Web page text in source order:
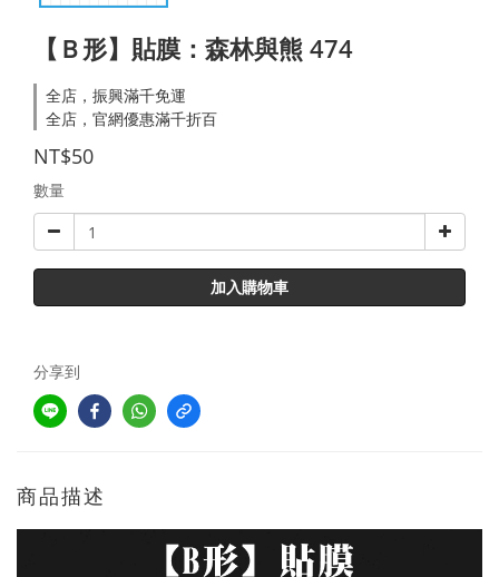
【Ｂ形】貼膜：森林與熊 474
全店，振興滿千免運
全店，官網優惠滿千折百
NT$50
數量
加入購物車
分享到
商品描述